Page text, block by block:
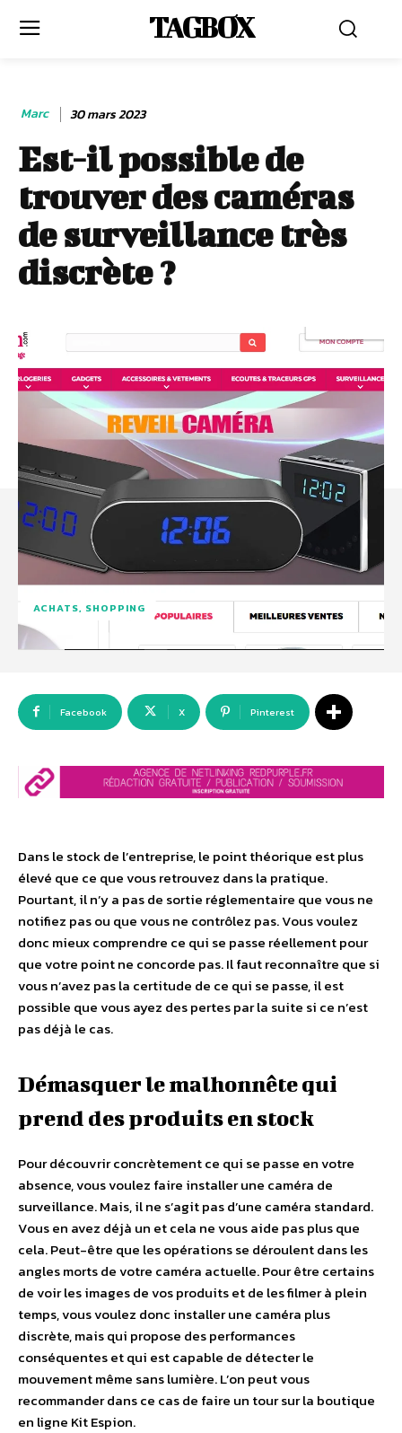
TAGBOX
Marc 30 mars 2023
Est-il possible de
trouver des caméras
de surveillance très
discrète ?
ACHATS, SHOPPING
Facebook X Pinterest
Dans le stock de l’entreprise, le point théorique est plus
élevé que ce que vous retrouvez dans la pratique.
Pourtant, il n’y a pas de sortie réglementaire que vous ne
notifiez pas ou que vous ne contrôlez pas. Vous voulez
donc mieux comprendre ce qui se passe réellement pour
que votre point ne concorde pas. Il faut reconnaître que si
vous n’avez pas la certitude de ce qui se passe, il est
possible que vous ayez des pertes par la suite si ce n’est
pas déjà le cas.
Démasquer le malhonnête qui
prend des produits en stock
Pour découvrir concrètement ce qui se passe en votre
absence, vous voulez faire installer une caméra de
surveillance. Mais, il ne s’agit pas d’une caméra standard.
Vous en avez déjà un et cela ne vous aide pas plus que
cela. Peut-être que les opérations se déroulent dans les
angles morts de votre caméra actuelle. Pour être certains
de voir les images de vos produits et de les filmer à plein
temps, vous voulez donc installer une caméra plus
discrète, mais qui propose des performances
conséquentes et qui est capable de détecter le
mouvement même sans lumière. L’on peut vous
recommander dans ce cas de faire un tour sur la boutique
en ligne Kit Espion.